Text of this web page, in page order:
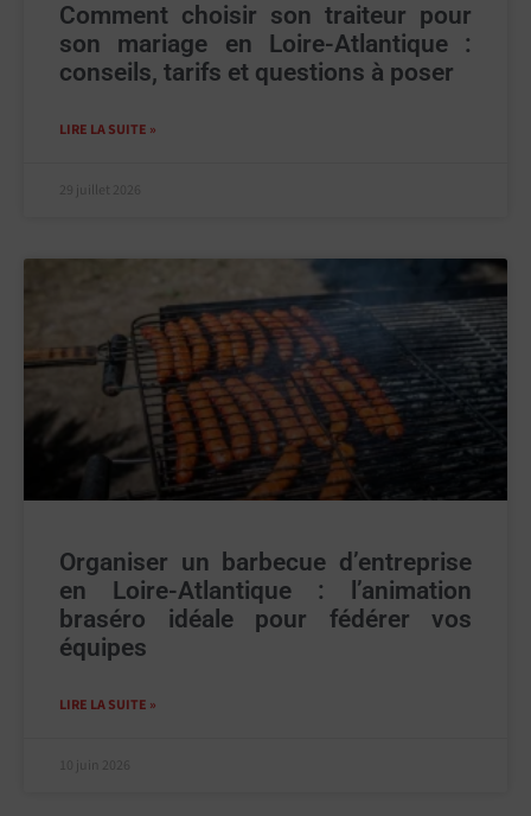
Comment choisir son traiteur pour
son mariage en Loire-Atlantique :
conseils, tarifs et questions à poser
LIRE LA SUITE »
29 juillet 2026
Organiser un barbecue d’entreprise
en Loire-Atlantique : l’animation
braséro idéale pour fédérer vos
équipes
LIRE LA SUITE »
10 juin 2026